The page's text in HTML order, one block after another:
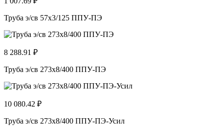
Труба э/св 57х3/125 ППУ-ПЭ
8 288.91 ₽
Труба э/св 273х8/400 ППУ-ПЭ
10 080.42 ₽
Труба э/св 273х8/400 ППУ-ПЭ-Усил